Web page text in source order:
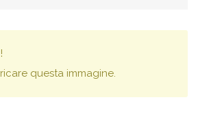
questa immagine.